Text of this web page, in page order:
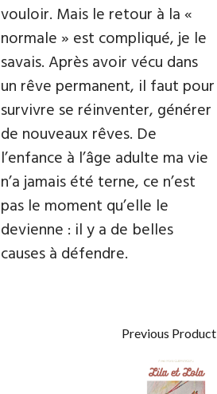
vouloir. Mais le retour à la «
normale » est compliqué, je le
savais. Après avoir vécu dans
un rêve permanent, il faut pour
survivre se réinventer, générer
de nouveaux rêves. De
l’enfance à l’âge adulte ma vie
n’a jamais été terne, ce n’est
pas le moment qu’elle le
devienne : il y a de belles
causes à défendre.
Previous Product